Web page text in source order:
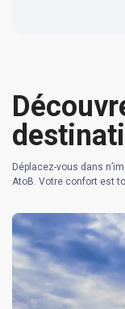
Déplacez-vous dans
AtoB. Votre confort est